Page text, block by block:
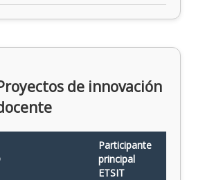
de innovación
Participante
principal
ETSIT